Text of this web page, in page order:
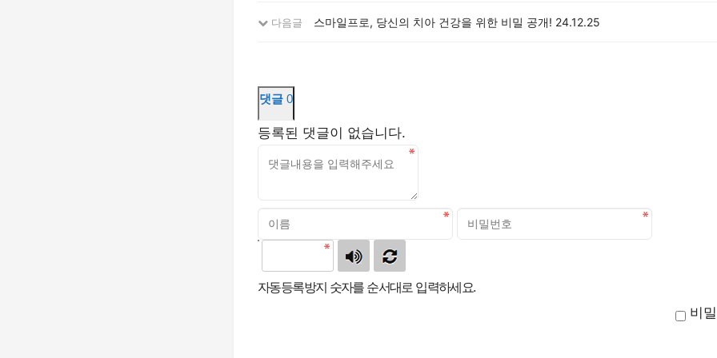
다음글 스마일프로, 당신의 치아 건강을 위한 비밀 공개! 24.12.25
댓글 0
등록된 댓글이 없습니다.
자동등록방지 숫자를 순서대로 입력하세요.
비